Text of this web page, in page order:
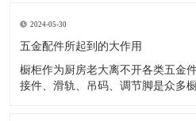
开料与落料：在图纸上标注尺寸后
材。然
2024-05-30
五金配件所起到的大作用
橱柜作为厨房老大离不开各类五金
接件、滑轨、吊码、调节脚是众多